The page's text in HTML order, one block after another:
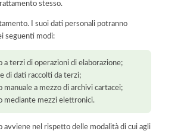
stesso.
I suoi dati personali potranno
seguenti modi:
a terzi di operazioni di elaborazione;
di dati raccolti da terzi;
manuale a mezzo di archivi cartacei;
mediante mezzi elettronici.
avviene nel rispetto delle modalità di cui agli